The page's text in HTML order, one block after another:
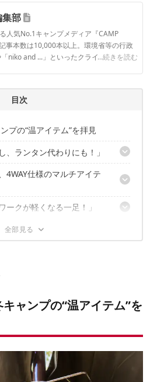
集部
人気No.1キャンプメディア『CAMP
事本数は10,000本以上。環境省等の行政
niko and ...」といったクライアントとの
...続きを読む
のプロフィール
目次
プの“温アイテム”を拝見
、ランタン代わりにも！」
トーブ501A
4WAY仕様のマルチアイテ
ット
ークが軽くなる一足！」
ライトラインダウンブーツ
高オブ最高！」
ンス＆リブセパレートタイツソック
い！最強ベースレイヤー」
ベレスト
ャンプの“温アイテム”を